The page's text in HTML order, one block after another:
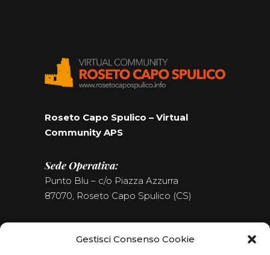
Gestisci Consenso Cookie
Roseto Capo Spulico – Virtual
Community APS
Sede Operativa:
Punto Blu – c/o Piazza Azzurra
87070, Roseto Capo Spulico (CS)